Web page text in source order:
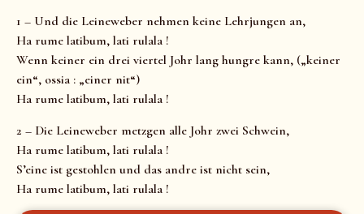
1 – Und die Leineweber nehmen keine Lehrjungen an,
Ha rume latibum, lati rulala !
Wenn keiner ein drei viertel Johr lang hungre kann, („keiner
ein“, ossia : „einer nit“)
Ha rume latibum, lati rulala !
2 – Die Leineweber metzgen alle Johr zwei Schwein,
Ha rume latibum, lati rulala !
S’eine ist gestohlen und das andre ist nicht sein,
Ha rume latibum, lati rulala !